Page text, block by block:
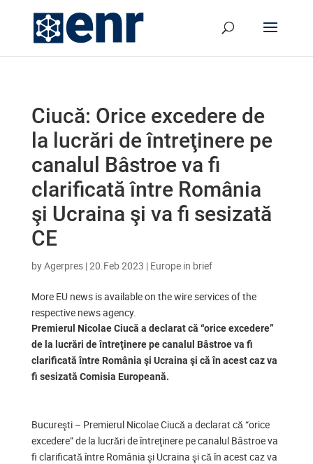
Ciucă: Orice excedere de
la lucrări de întreţinere pe
canalul Bâstroe va fi
clarificată între România
şi Ucraina şi va fi sesizată
CE
byAgerpres|20.Feb 2023 | Europe in brief
More EU news is available on the wire services of the
respective news agency.
Premierul Nicolae Ciucă a declarat că “orice excedere”
de la lucrări de întreţinere pe canalul Bâstroe va fi
clarificată între România şi Ucraina şi că în acest caz va
fi sesizată Comisia Europeană.
Bucureşti – Premierul Nicolae Ciucă a declarat că “orice
excedere” de la lucrări de întreţinere pe canalul Bâstroe va
fi clarificată între România şi Ucraina şi că în acest caz va